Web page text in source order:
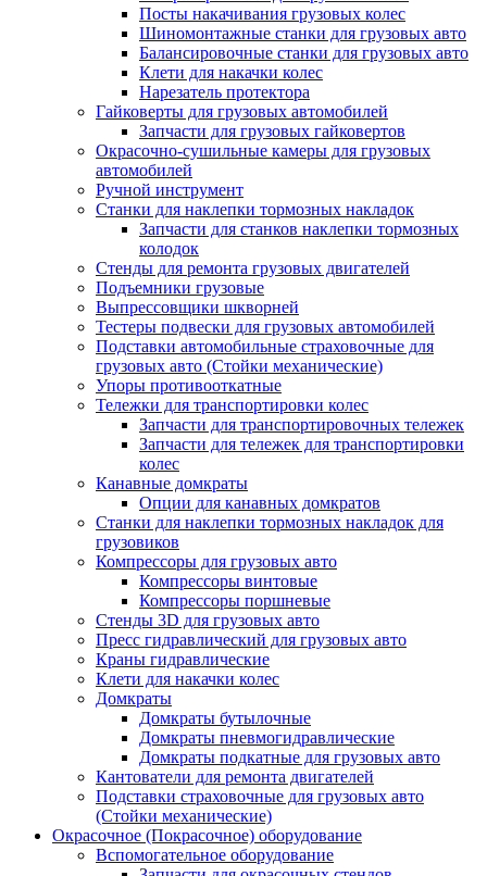
Посты накачивания грузовых колес
Шиномонтажные станки для грузовых авто
Балансировочные станки для грузовых авто
Клети для накачки колес
Нарезатель протектора
Гайковерты для грузовых автомобилей
Запчасти для грузовых гайковертов
Окрасочно-сушильные камеры для грузовых
автомобилей
Ручной инструмент
Станки для наклепки тормозных накладок
Запчасти для станков наклепки тормозных
колодок
Стенды для ремонта грузовых двигателей
Подъемники грузовые
Выпрессовщики шкворней
Тестеры подвески для грузовых автомобилей
Подставки автомобильные страховочные для
грузовых авто (Стойки механические)
Упоры противооткатные
Тележки для транспортировки колес
Запчасти для транспортировочных тележек
Запчасти для тележек для транспортировки
колес
Канавные домкраты
Опции для канавных домкратов
Станки для наклепки тормозных накладок для
грузовиков
Компрессоры для грузовых авто
Компрессоры винтовые
Компрессоры поршневые
Стенды 3D для грузовых авто
Пресс гидравлический для грузовых авто
Краны гидравлические
Клети для накачки колес
Домкраты
Домкраты бутылочные
Домкраты пневмогидравлические
Домкраты подкатные для грузовых авто
Кантователи для ремонта двигателей
Подставки страховочные для грузовых авто
(Стойки механические)
Окрасочное (Покрасочное) оборудование
Вспомогательное оборудование